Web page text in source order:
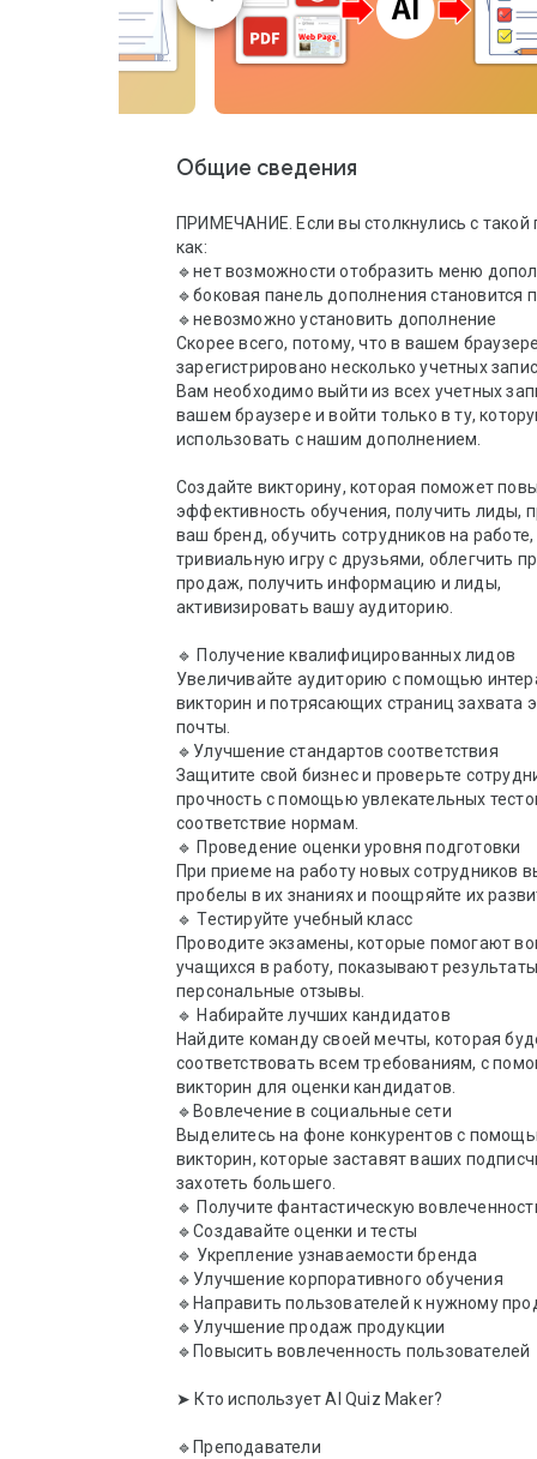
Общие сведения
ПРИМЕЧАНИЕ. Если вы столкнулись с такой
как:
🔹нет возможности отобразить меню
🔹боковая панель дополнения становится
🔹невозможно установить дополнение
Скорее всего, потому, что в вашем
зарегистрировано несколько учетных
Вам необходимо выйти из всех учетных
вашем браузере и войти только в ту,
использовать с нашим дополнением.
Создайте викторину, которая поможет
эффективность обучения, получить лиды,
ваш бренд, обучить сотрудников на работе,
тривиальную игру с друзьями, облегчить
продаж, получить информацию и лиды,
активизировать вашу аудиторию.
🔹 Получение квалифицированных лидов
Увеличивайте аудиторию с помощью
викторин и потрясающих страниц захвата
почты.
🔹Улучшение стандартов соответствия
Защитите свой бизнес и проверьте
прочность с помощью увлекательных
соответствие нормам.
🔹 Проведение оценки уровня подготовки
При приеме на работу новых сотрудников
пробелы в их знаниях и поощряйте их
🔹 Тестируйте учебный класс
Проводите экзамены, которые помогают
учащихся в работу, показывают
персональные отзывы.
🔹 Набирайте лучших кандидатов
Найдите команду своей мечты, которая
соответствовать всем требованиям, с
викторин для оценки кандидатов.
🔹Вовлечение в социальные сети
Выделитесь на фоне конкурентов с
викторин, которые заставят ваших
захотеть большего.
🔹 Получите фантастическую
🔹Создавайте оценки и тесты
🔹 Укрепление узнаваемости бренда
🔹Улучшение корпоративного обучения
🔹Направить пользователей к нужному
🔹Улучшение продаж продукции
🔹Повысить вовлеченность пользователей
➤ Кто использует AI Quiz Maker?
🔹Преподаватели